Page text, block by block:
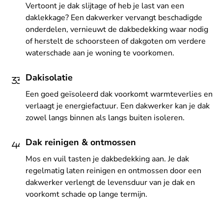
Vertoont je dak slijtage of heb je last van een
daklekkage? Een dakwerker vervangt beschadigde
onderdelen, vernieuwt de dakbedekking waar nodig
of herstelt de schoorsteen of dakgoten om verdere
waterschade aan je woning te voorkomen.
Dakisolatie
Een goed geïsoleerd dak voorkomt warmteverlies en
verlaagt je energiefactuur. Een dakwerker kan je dak
zowel langs binnen als langs buiten isoleren.
Dak reinigen & ontmossen
Mos en vuil tasten je dakbedekking aan. Je dak
regelmatig laten reinigen en ontmossen door een
dakwerker verlengt de levensduur van je dak en
voorkomt schade op lange termijn.